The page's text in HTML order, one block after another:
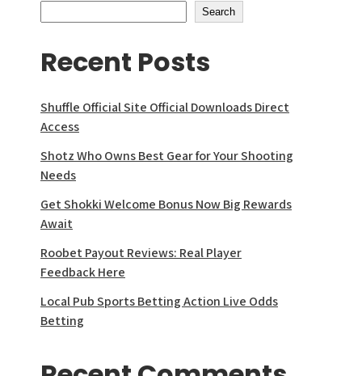
Search
Recent Posts
Shuffle Official Site Official Downloads Direct
Access
Shotz Who Owns Best Gear for Your Shooting
Needs
Get Shokki Welcome Bonus Now Big Rewards
Await
Roobet Payout Reviews: Real Player
Feedback Here
Local Pub Sports Betting Action Live Odds
Betting